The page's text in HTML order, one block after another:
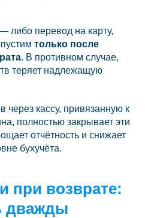
либо перевод на карту,
только после
. В противном случае,
теряет надлежащую
через кассу, привязанную к
полностью закрывает эти
отчётность и снижает
бухучёта.
при возврате:
дважды